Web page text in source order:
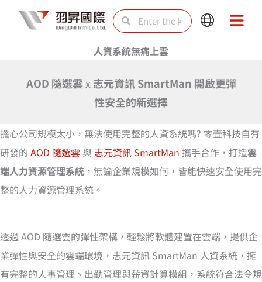
SearchSearch
Main
Main
人資系統無痛上雲
AOD 隨選雲 x 志元資訊 SmartMan 開啟更彈
性安全的新選擇
擔心公司規模太小，無法使用完整的人資系統嗎? 零壹科技自有
研發的 AOD 隨選雲 與 志元資訊 SmartMan 攜手合作，打造雲
端人力資源管理系統 ，無論企業規模如何，皆能快速安全使用完
整的人力資源管理系統。
透過 AOD 隨選雲的彈性架構，輕鬆將軟體建置在雲端，提供企
業彈性與安全的雲端環境，志元資訊 SmartMan 人資系統，擁
有完整的人事管理、出勤管理與薪資計算模組，系統符合法令規